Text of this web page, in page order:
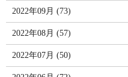
2022年09月 (73)
2022年08月 (57)
2022年07月 (50)